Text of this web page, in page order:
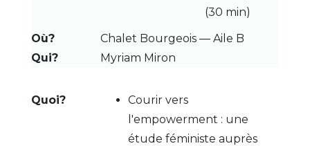
(30 min)
Chalet Bourgeois — Aile B
Myriam Miron
Courir vers
l'empowerment : une
étude féministe auprès